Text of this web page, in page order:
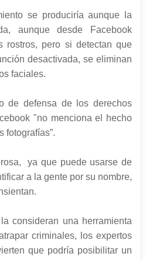
se produciría aunque la
aunque desde Facebook
rostros, pero si detectan que
desactivada, se eliminan
faciales.
de defensa de los derechos
"no menciona el hecho
fotografías”.
ya que puede usarse de
a la gente por su nombre,
consideran una herramienta
criminales, los expertos
que podría posibilitar un